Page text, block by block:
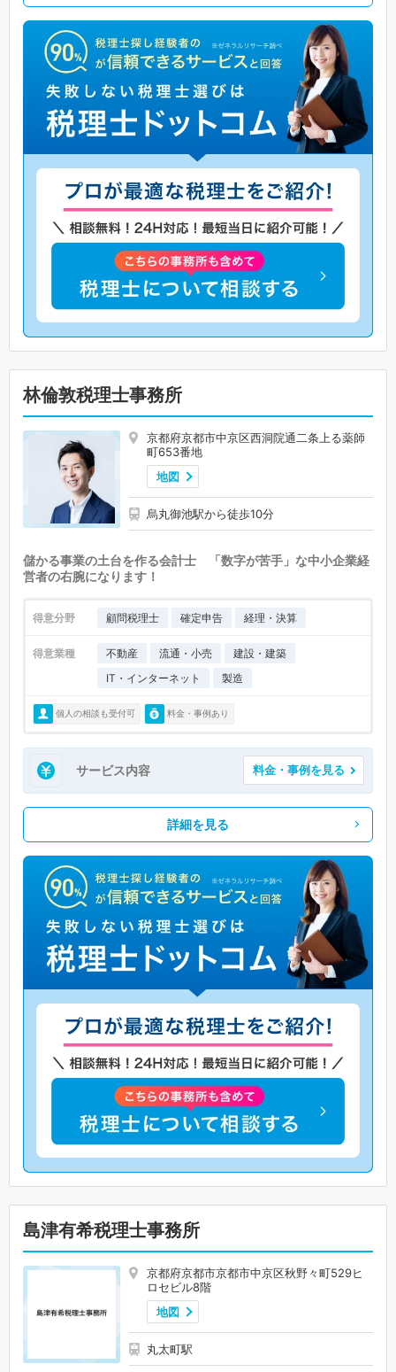
林倫敦税理士事務所
京都府京都市中京区西洞院通二条上る薬師
町653番地
地図
烏丸御池駅から徒歩10分
儲かる事業の土台を作る会計士 「数字が苦手」な中小企業経
営者の右腕になります！
得意分野 顧問税理士 確定申告 経理・決算
得意業種 不動産 流通・小売
建設・建築
IT・インターネット
製造
個人の相談も受付可 料金・事例あり
サービス内容 料金・事例を見る
詳細を見る
島津有希税理士事務所
京都府京都市京都市中京区秋野々町529ヒ
ロセビル8階
地図
丸太町駅